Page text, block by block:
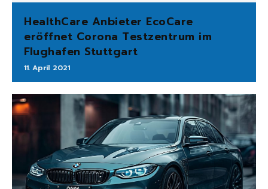
HealthCare Anbieter EcoCare
eröffnet Corona Testzentrum im
Flughafen Stuttgart
11. April 2021